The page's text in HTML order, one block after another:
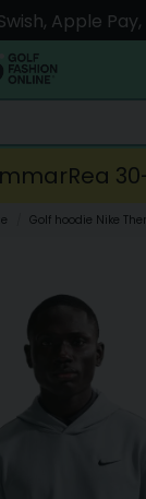
Apple
direkt från
Golf hoodie Nike